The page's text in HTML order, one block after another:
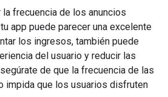
la frecuencia de los anuncios
app puede parecer una excelente
los ingresos, también puede
del usuario y reducir las
de que la frecuencia de las
impida que los usuarios disfruten